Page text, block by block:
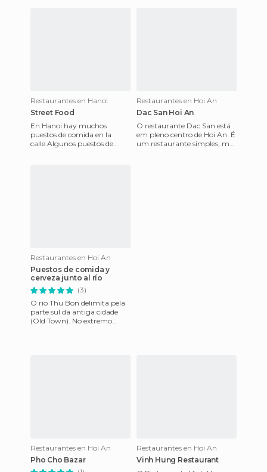
Restaurantes en Hanoi
Street Food
En Hanoi hay muchos
puestos de comida en la
calle.Algunos puestos de
Restaurantes en Hoi An
Dac San Hoi An
O restaurante Dac San está
em pleno centro de Hoi An. É
um restaurante simples, mas
Restaurantes en Hoi An
Puestos de comida y
cerveza junto al río
(3)
O rio Thu Bon delimita pela
parte sul da antiga cidade
(Old Town). No extremo
Restaurantes en Hoi An
Pho Cho Bazar
Restaurantes en Hoi An
Vinh Hung Restaurant